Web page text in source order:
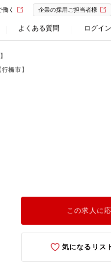
く 企業の採用ご担当者様
よくある質問 ログイン
橋市】
この求人に
気になるリス